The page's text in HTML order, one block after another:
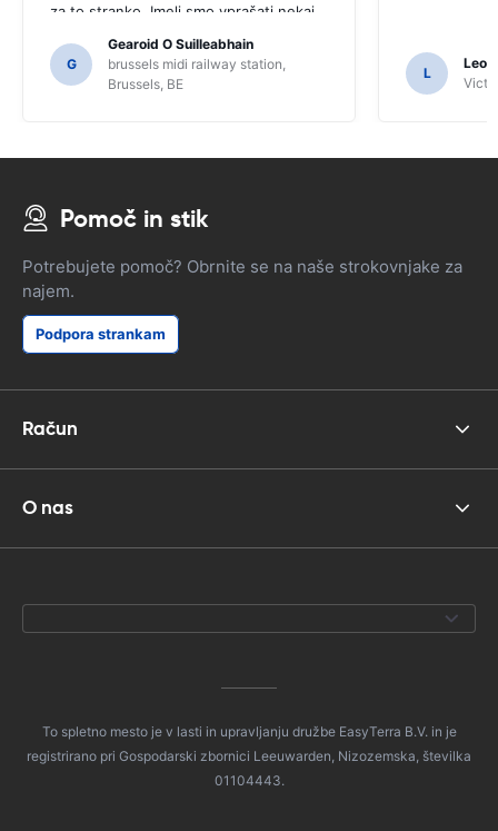
za to stranko. Imeli smo vprašati nekaj
jih morda ne bi pogruntal funkcije SAT
NAV.
G
Gearoid O Suilleabhain
brussels midi railway station,
Brussels, BE
L
Pomoč in stik
Potrebujete pomoč? Obrnite se na naše strokovnjake za
najem.
Podpora strankam
Račun
O nas
To spletno mesto je v lasti in upravljanju družbe EasyTerra B.V. in je
registrirano pri Gospodarski zbornici Leeuwarden, Nizozemska, številka
01104443.